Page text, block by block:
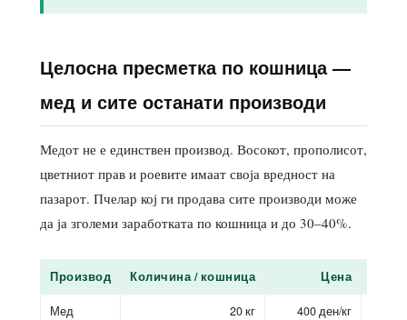
Целосна пресметка по кошница —
мед и сите останати производи
Медот не е единствен производ. Восокот, прополисот,
цветниот прав и роевите имаат своја вредност на
пазарот. Пчелар кој ги продава сите производи може
да ја зголеми заработката по кошница и до 30–40%.
Производ Количина / кошница Цена
Мед
20 кг 400 ден/кг